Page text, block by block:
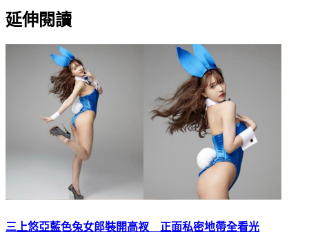
延伸閱讀
三上悠亞藍色兔女郎裝開高衩 正面私密地帶全看光